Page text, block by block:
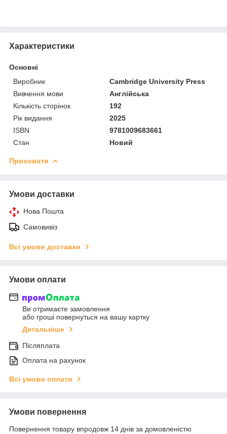
Характеристики
Основні
Виробник
Cambridge University Press
Вивчення мови
Англійська
Кількість сторінок
192
Рік видання
2025
ISBN
9781009683661
Стан
Новий
Приховати
Умови доставки
Нова Пошта
Самовивіз
Всі умови доставки
Умови оплати
Ви отримаєте замовлення
або гроші повернуться на вашу картку
Детальніше
Післяплата
Оплата на рахунок
Всі умови оплати
Умови повернення
Повернення товару впродовж 14 днів за домовленістю